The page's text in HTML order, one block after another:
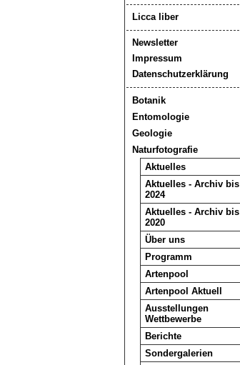
Licca liber
Newsletter
Impressum
Datenschutzerklärung
Botanik
Entomologie
Geologie
Naturfotografie
Aktuelles
Aktuelles - Archiv bis
2024
Aktuelles - Archiv bis
2020
Über uns
Programm
Artenpool
Artenpool Aktuell
Ausstellungen
Wettbewerbe
Berichte
Sondergalerien